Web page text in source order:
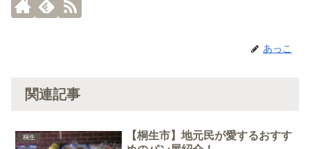
あっこ
関連記事
桐生
【桐生市】地元民が愛するおすす